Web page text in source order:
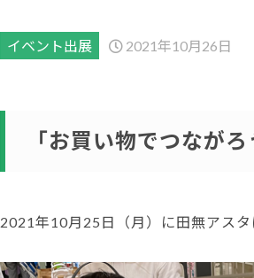
イベント出展 2021年10月26日
「お買い物でつなが
2021年10月25日（月）に田無アス